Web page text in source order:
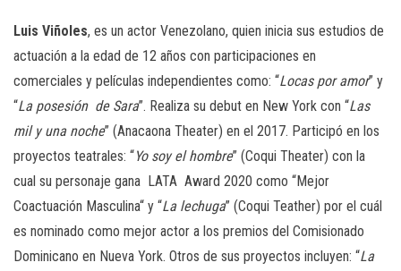
Luis Viñoles, es un actor Venezolano, quien inicia sus estudios de
actuación a la edad de 12 años con participaciones en
comerciales y películas independientes como: “Locas por amor” y
“La posesión de Sara”. Realiza su debut en New York con “Las
mil y una noche” (Anacaona Theater) en el 2017. Participó en los
proyectos teatrales: “Yo soy el hombre” (Coqui Theater) con la
cual su personaje gana LATA Award 2020 como “Mejor
Coactuación Masculina“ y “La lechuga” (Coqui Teather) por el cuál
es nominado como mejor actor a los premios del Comisionado
Dominicano en Nueva York. Otros de sus proyectos incluyen: “La